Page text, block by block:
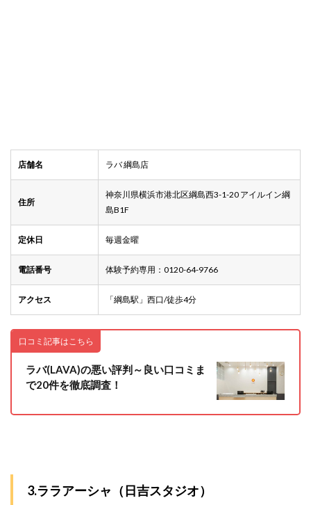
店舗名 ラバ 綱島店
住所
神奈川県横浜市港北区綱島西3-1-20 アイルイン綱
島B1F
定休日 毎週金曜
電話番号 体験予約専用：0120-64-9766
アクセス 「綱島駅」西口/徒歩4分
口コミ記事はこちら
ラバ(LAVA)の悪い評判～良い口コミま
で20件を徹底調査！
3.ララアーシャ（日吉スタジオ）